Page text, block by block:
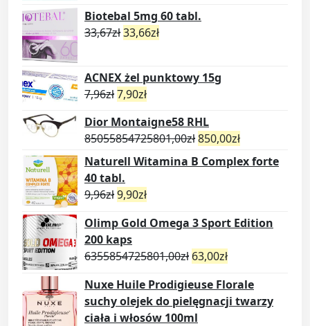
Biotebal 5mg 60 tabl.
33,67zł33,66zł
ACNEX żel punktowy 15g
7,96zł7,90zł
Dior Montaigne58 RHL
85055854725801,00zł850,00zł
Naturell Witamina B Complex forte
40 tabl.
9,96zł9,90zł
Olimp Gold Omega 3 Sport Edition
200 kaps
6355854725801,00zł 63,00zł
Nuxe Huile Prodigieuse Florale
suchy olejek do pielęgnacji twarzy
ciała i włosów 100ml